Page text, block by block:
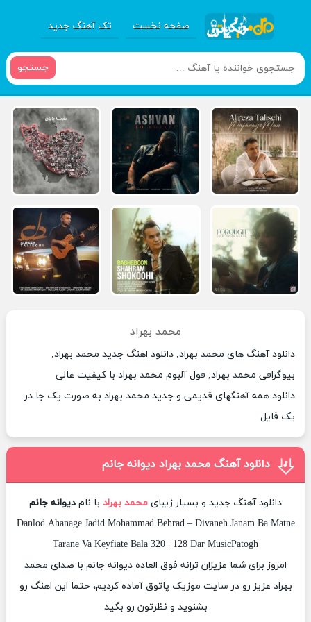
صفحه نخست تک آهنگ جدید
جستجو
محمد بهراد
دانلود آهنگ های محمد بهراد, دانلود اهنگ جدید محمد بهراد,
بیوگرافی محمد بهراد, فول آلبوم محمد بهراد با کیفیت عالی
دانلود همه آهنگهای قدیمی و جدید محمد بهراد به صورت یک جا در
یک فایل
دانلود آهنگ محمد بهراد دیوانه جانم
دانلود آهنگ جدید و بسیار زیبای محمد بهراد با نام دیوانه جانم
Danlod Ahanage Jadid Mohammad Behrad – Divaneh Janam Ba Matne
Tarane Va Keyfiate Bala 320 | 128 Dar MusicPatogh
امروز برای شما عزیزان ترانه فوق العاده دیوانه جانم با صدای محمد
بهراد عزیز رو در سایت موزیک پاتوق آماده کردیم، حتما این اهنگ رو
بشنوید و نظرتون رو بگید